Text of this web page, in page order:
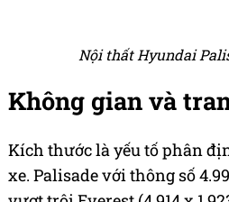
Nội thất Hyundai
Không gian và
Kích thước là yếu tố phân
xe. Palisade với thông số